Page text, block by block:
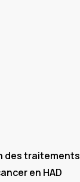
des traitements
en HAD